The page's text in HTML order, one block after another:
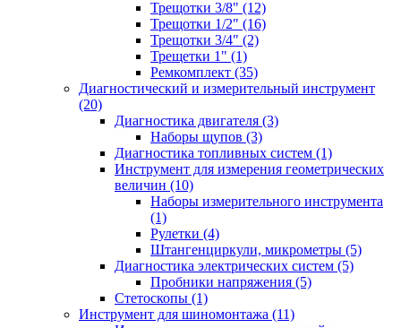
Трещотки 3/8" (12)
Трещотки 1/2" (16)
Трещотки 3/4" (2)
Трещетки 1" (1)
Ремкомплект (35)
Диагностический и измерительный инструмент
(20)
Диагностика двигателя (3)
Наборы щупов (3)
Диагностика топливных систем (1)
Инструмент для измерения геометрических
величин (10)
Наборы измерительного инструмента
(1)
Рулетки (4)
Штангенциркули, микрометры (5)
Диагностика электрических систем (5)
Пробники напряжения (5)
Стетоскопы (1)
Инструмент для шиномонтажа (11)